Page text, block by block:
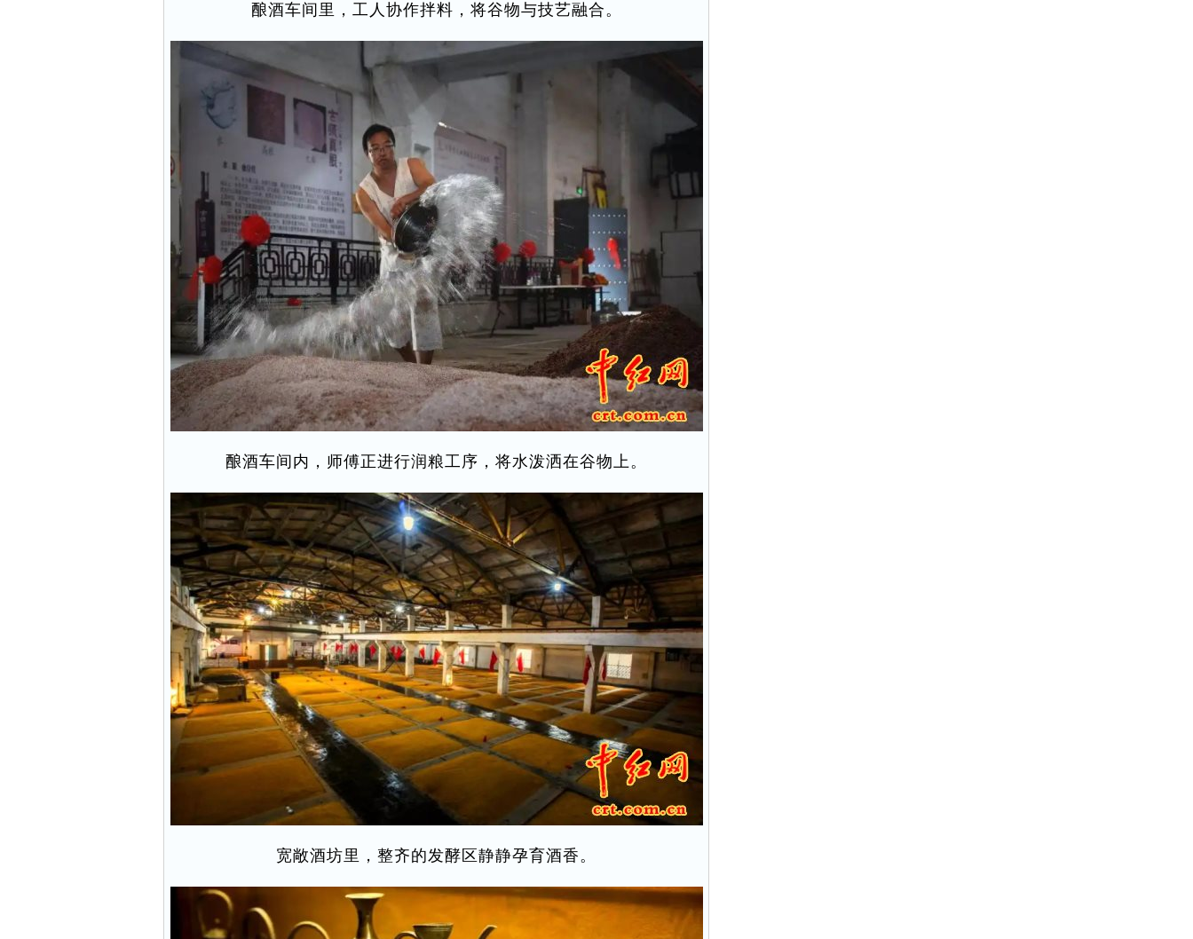
酿酒车间里，工人协作拌料，将谷物与技艺融合。
酿酒车间内，师傅正进行润粮工序，将水泼洒在谷物上。
宽敞酒坊里，整齐的发酵区静静孕育酒香。